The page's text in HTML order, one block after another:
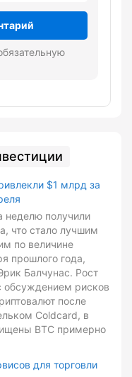
$1 млрд за
неделю получили
что стало лучшим
по величине
прошлого года,
Балчунас. Рост
обсуждением рисков
после
Coldcard, в
BTC примерно
для торговли